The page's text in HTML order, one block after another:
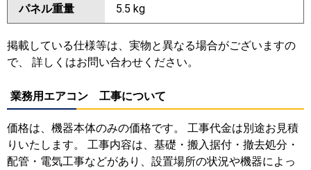
パネル重量 5.5 kg
掲載している仕様等は、実物と異なる場合がございますの
で、 詳しくはお問い合わせください。
業務用エアコン 工事について
価格は、機器本体のみの価格です。 工事代金は別途お見積
りいたします。 工事内容は、基礎・搬入据付・撤去処分・
配管・電気工事などがあり、設置場所の状況や機器によっ